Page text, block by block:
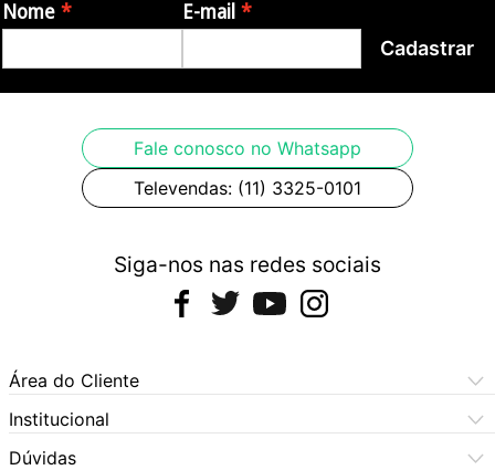
Nome E-mail
Cadastrar
Fale conosco no Whatsapp
Televendas: (11) 3325-0101
Siga-nos nas redes sociais
Área do Cliente
Meus Pedidos
Meus Dados
Institucional
Central de Atendimento
Dúvidas